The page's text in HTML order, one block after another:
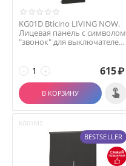
KG01D Bticino LIVING NOW.
Лицевая панель с символом
"звонок" для выключателей
+
− 615₽
В КОРЗИНУ
KG01M2
BESTSELLER